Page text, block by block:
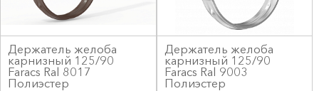
Держатель желоба
карнизный 125/90
Faracs Ral 8017
Полиэстер
Держатель желоба
карнизный 125/90
Faracs Ral 9003
Полиэстер